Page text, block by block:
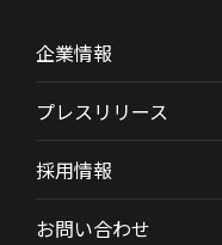
企業情報
プレスリリース
採用情報
お問い合わせ